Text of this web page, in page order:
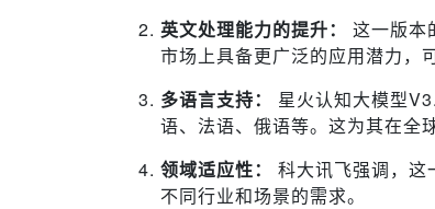
英文处理能力的提升：
这一版本
市场上具备更广泛的应用潜力，
多语言支持：
星火认知大模型
语、法语、俄语等。这为其在全
领域适应性：
科大讯飞强调，这
不同行业和场景的需求。